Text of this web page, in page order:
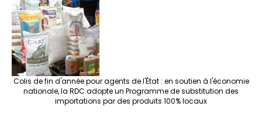
Colis de fin d'année pour agents de l'État : en soutien à l'économie
nationale, la RDC adopte un Programme de substitution des
importations par des produits 100% locaux